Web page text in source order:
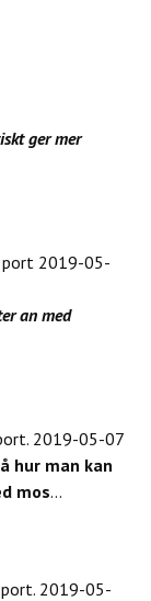
ger mer
port 2019-05-
an med
2019-05-07
hur man kan
mos...
2019-05-